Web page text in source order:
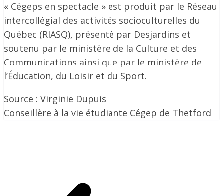
« Cégeps en spectacle » est produit par le Réseau
intercollégial des activités socioculturelles du
Québec (RIASQ), présenté par Desjardins et
soutenu par le ministère de la Culture et des
Communications ainsi que par le ministère de
l’Éducation, du Loisir et du Sport.
Source : Virginie Dupuis
Conseillère à la vie étudiante Cégep de Thetford